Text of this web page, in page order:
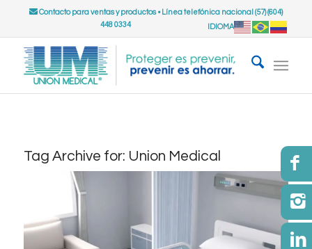
Contacto para ventas y productos• Línea telefónica nacional (57) (604)
448 0334
IDIOMA
Tag Archive for: Union Medical